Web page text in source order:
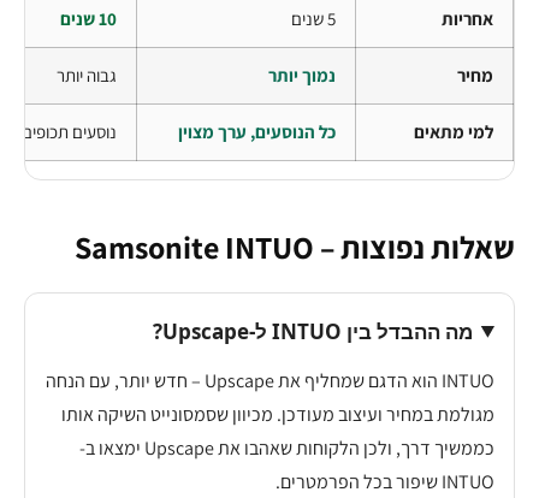
אחריות 5 שנים 10 שנים
מחיר נמוך יותר גבוה יותר
למי מתאים כל הנוסעים, ערך מצוין נוסעים תכופים,
שאלות נפוצות – Samsonite INTUO
מה ההבדל בין INTUO ל-Upscape?
INTUO הוא הדגם שמחליף את Upscape – חדש יותר, עם הנחה
מגולמת במחיר ועיצוב מעודכן. מכיוון שסמסונייט השיקה אותו
כממשיך דרך, ולכן הלקוחות שאהבו את Upscape ימצאו ב-
INTUO שיפור בכל הפרמטרים.